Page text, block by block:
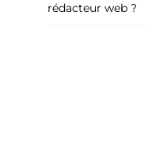
rédacteur web ?